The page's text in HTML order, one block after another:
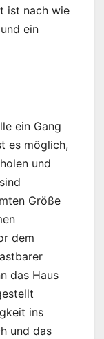
ist nach wie
ein
ein Gang
es möglich,
und
Größe
dem
das Haus
ins
und das